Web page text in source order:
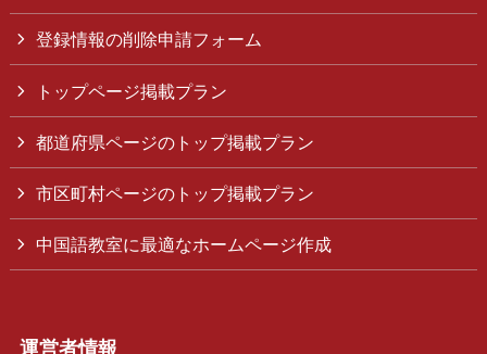
登録情報の削除申請フォーム
トップページ掲載プラン
都道府県ページのトップ掲載プラン
市区町村ページのトップ掲載プラン
中国語教室に最適なホームページ作成
運営者情報